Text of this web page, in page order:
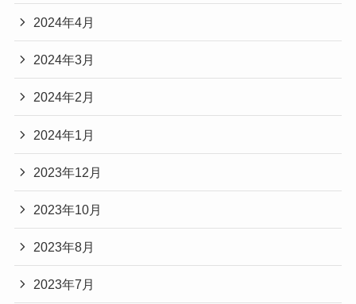
2024年4月
2024年3月
2024年2月
2024年1月
2023年12月
2023年10月
2023年8月
2023年7月